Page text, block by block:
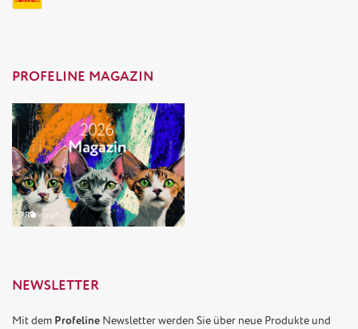
PROFELINE MAGAZIN
NEWSLETTER
Mit dem Profeline Newsletter werden Sie über neue Produkte und